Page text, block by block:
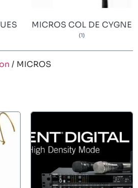
MICROS COL DE CYGNE
(1)
/ MICROS